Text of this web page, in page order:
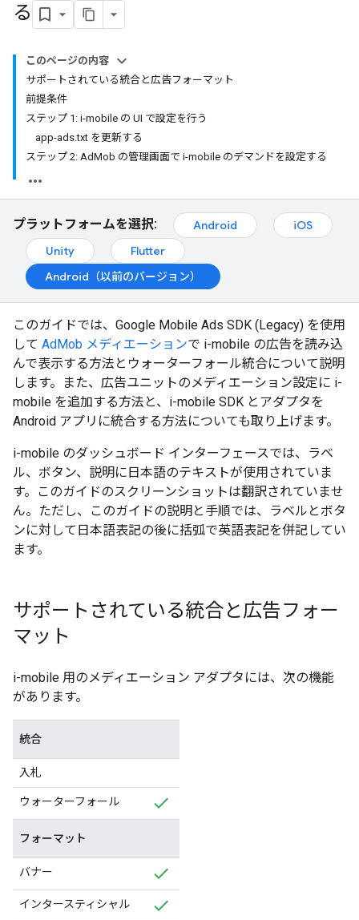
る
このページの内容
サポートされている統合と広告フォーマット
前提条件
ステップ 1: i-mobile の UI で設定を行う
app-ads.txt を更新する
ステップ 2: AdMob の管理画面で i-mobile のデマンドを設定する
プラットフォームを選択: Android
iOS
Unity
Flutter
Android（以前のバージョン）
このガイドでは、 Google Mobile Ads SDK (Legacy) を使用
して AdMob メディエーションで i-mobile の広告を読み込
んで表示する方法とウォーターフォール統合について説明
します。また、広告ユニットのメディエーション設定に i-
mobile を追加する方法と、i-mobile SDK とアダプタを
Android アプリに統合する方法についても取り上げます。
i-mobile のダッシュボード インターフェースでは、ラベ
ル、ボタン、説明に日本語のテキストが使用されていま
す。このガイドのスクリーンショットは翻訳されていませ
ん。ただし、このガイドの説明と手順では、ラベルとボタ
ンに対して日本語表記の後に括弧で英語表記を併記してい
ます。
サポートされている統合と広告フォー
マット
i-mobile 用のメディエーション アダプタには、次の機能
があります。
統合
入札
ウォーターフォール
フォーマット
バナー
インタースティシャル